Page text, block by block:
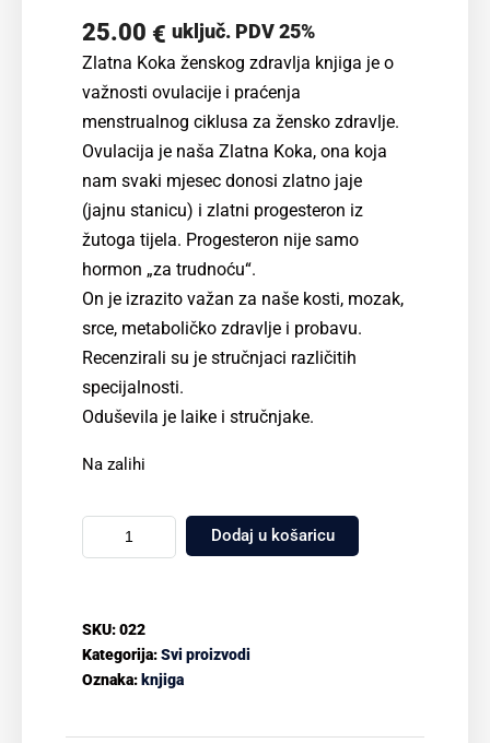
5 (
korisnika)
25.00 € uključ. PDV 25%
Zlatna Koka ženskog zdravlja knjiga je o
važnosti ovulacije i praćenja
menstrualnog ciklusa za žensko zdravlje.
Ovulacija je naša Zlatna Koka, ona koja
nam svaki mjesec donosi zlatno jaje
(jajnu stanicu) i zlatni progesteron iz
žutoga tijela. Progesteron nije samo
hormon „za trudnoću“.
On je izrazito važan za naše kosti, mozak,
srce, metaboličko zdravlje i probavu.
Recenzirali su je stručnjaci različitih
specijalnosti.
Oduševila je laike i stručnjake.
Na zalihi
Dodaj u košaricu
SKU:022
Kategorija:Svi proizvodi
Oznaka: knjiga